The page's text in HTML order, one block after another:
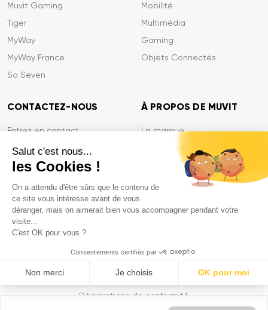
Salut c'est nous...
les Cookies !
On a attendu d'être sûrs que le contenu de
ce site vous intéresse avant de vous
déranger, mais on aimerait bien vous accompagner pendant votre
visite...
C'est OK pour vous ?
Consentements certifiés par
Non merci Je choisis OK pour moi
Plataforma de Gestión de Consentimiento: Personaliza tus
Muvit Gaming
Tiger
MyWay
MyWay France
So Seven
Mobilité
Multimédia
Gaming
Objets Connectés
CONTACTEZ-NOUS
Entrez en contact
Paiement sécurisé
Efficacité du service
Garantie Tiger
FAQ
À PROPOS DE MUVIT
La marque
Confidentialité
Contactez-nous
Mentions légales
Déclarations de conformité